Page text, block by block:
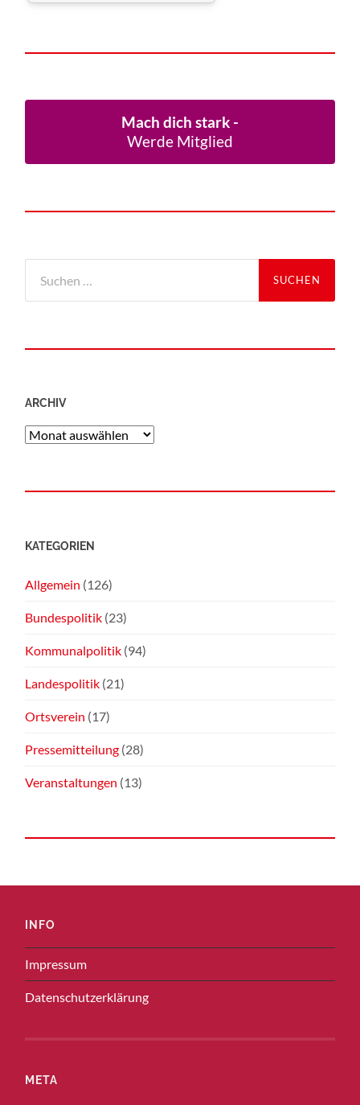
Mach dich stark -
Werde Mitglied
ARCHIV
KATEGORIEN
Allgemein (126)
Bundespolitik (23)
Kommunalpolitik (94)
Landespolitik (21)
Ortsverein (17)
Pressemitteilung (28)
Veranstaltungen (13)
INFO
Impressum
Datenschutzerklärung
META